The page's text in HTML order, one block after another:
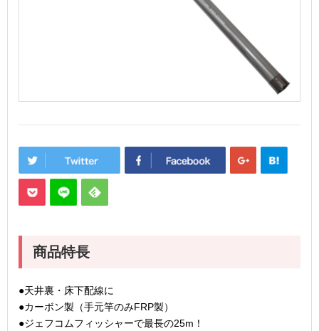
商品特長
●天井裏・床下配線に
●カーボン製（手元竿のみFRP製）
●ジェフコムフィッシャーで最長の25m！